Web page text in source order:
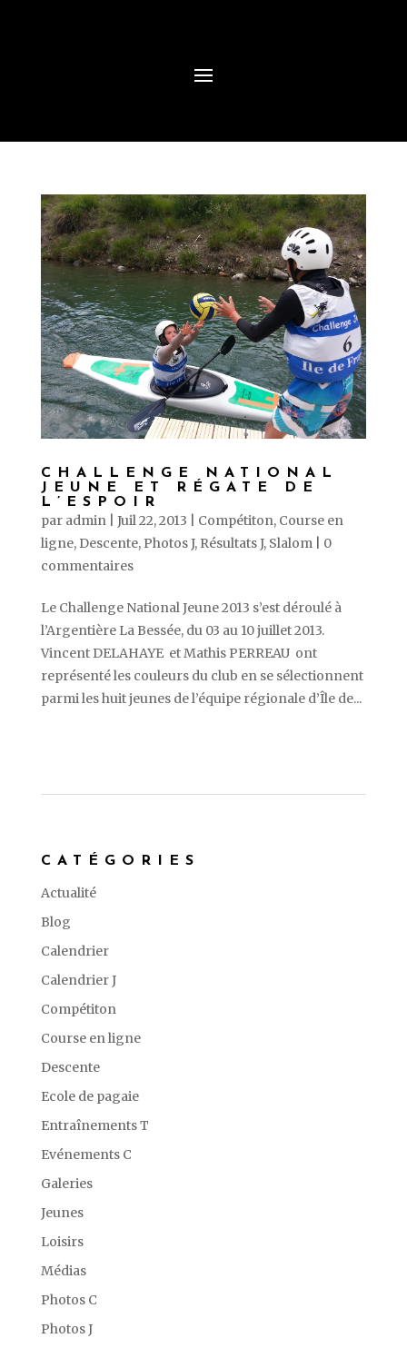
CHALLENGE NATIONAL
JEUNE ET RÉGATE DE
L’ESPOIR
par admin| Juil 22, 2013 Compétiton, Course en
ligne, Descente, Photos J, Résultats J, Slalom| 0
commentaires
Le Challenge National Jeune 2013 s’est déroulé à
l’Argentière La Bessée, du 03 au 10 juillet 2013.
Vincent DELAHAYE et Mathis PERREAU ont
représenté les couleurs du club en se sélectionnent
parmi les huit jeunes de l’équipe régionale d’Île de...
CATÉGORIES
Actualité
Blog
Calendrier
Calendrier J
Compétiton
Course en ligne
Descente
Ecole de pagaie
Entraînements T
Evénements C
Galeries
Jeunes
Loisirs
Médias
Photos C
Photos J